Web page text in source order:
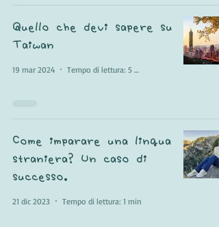
Quello che devi sapere su
Taiwan
19 mar 2024 Tempo di lettura: 5 min
Come imparare una lingua
straniera? Un caso di
successo.
21 dic 2023 Tempo di lettura: 1 min